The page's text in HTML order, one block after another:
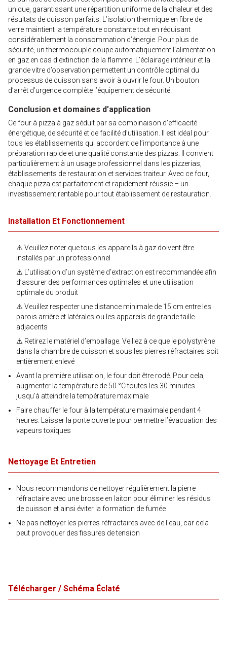
unique, garantissant une répartition uniforme de la chaleur et des
résultats de cuisson parfaits. L’isolation thermique en fibre de
verre maintient la température constante tout en réduisant
considérablement la consommation d’énergie. Pour plus de
sécurité, un thermocouple coupe automatiquement l’alimentation
en gaz en cas d’extinction de la flamme. L’éclairage intérieur et la
grande vitre d’observation permettent un contrôle optimal du
processus de cuisson sans avoir à ouvrir le four. Un bouton
d’arrêt d’urgence complète l’équipement de sécurité.
Conclusion et domaines d’application
Ce four à pizza à gaz séduit par sa combinaison d’efficacité
énergétique, de sécurité et de facilité d’utilisation. Il est idéal pour
tous les établissements qui accordent de l’importance à une
préparation rapide et une qualité constante des pizzas. Il convient
particulièrement à un usage professionnel dans les pizzerias,
établissements de restauration et services traiteur. Avec ce four,
chaque pizza est parfaitement et rapidement réussie – un
investissement rentable pour tout établissement de restauration.
Installation Et Fonctionnement
⚠️ Veuillez noter que tous les appareils à gaz doivent être
installés par un professionnel
⚠️ L’utilisation d’un système d’extraction est recommandée afin
d’assurer des performances optimales et une utilisation
optimale du produit
⚠️ Veuillez respecter une distance minimale de 15 cm entre les
parois arrière et latérales ou les appareils de grande taille
adjacents
⚠️ Retirez le matériel d’emballage. Veillez à ce que le polystyrène
dans la chambre de cuisson et sous les pierres réfractaires soit
entièrement enlevé
Avant la première utilisation, le four doit être rodé. Pour cela,
augmenter la température de 50 °C toutes les 30 minutes
jusqu’à atteindre la température maximale
Faire chauffer le four à la température maximale pendant 4
heures. Laisser la porte ouverte pour permettre l’évacuation des
vapeurs toxiques
Nettoyage Et Entretien
Nous recommandons de nettoyer régulièrement la pierre
réfractaire avec une brosse en laiton pour éliminer les résidus
de cuisson et ainsi éviter la formation de fumée
Ne pas nettoyer les pierres réfractaires avec de l'eau, car cela
peut provoquer des fissures de tension
Télécharger / Schéma Éclaté